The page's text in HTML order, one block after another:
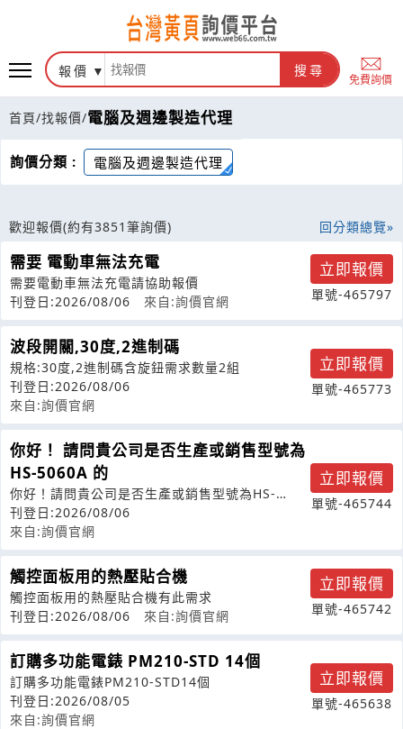
報價 搜尋
免費詢價
首頁/找報價/電腦及週邊製造代理
詢價分類 : 電腦及週邊製造代理
歡迎報價(約有3851筆詢價) 回分類總覽
需要 電動車無法充電
需要電動車無法充電請協助報價
刊登日:2026/08/06
來自:詢價官網
立即報價
單號-465797
波段開關,30度,2進制碼
規格:30度,2進制碼含旋鈕需求數量2組
刊登日:2026/08/06
來自:詢價官網
立即報價
單號-465773
你好！ 請問貴公司是否生產或銷售型號為
HS-5060A 的
你好！請問貴公司是否生產或銷售型號為HS-
5060A的設備？謝謝!
刊登日:2026/08/06
來自:詢價官網
立即報價
單號-465744
觸控面板用的熱壓貼合機
觸控面板用的熱壓貼合機有此需求
刊登日:2026/08/06
來自:詢價官網
立即報價
單號-465742
訂購多功能電錶 PM210-STD 14個
訂購多功能電錶PM210-STD14個
刊登日:2026/08/05
來自:詢價官網
立即報價
單號-465638